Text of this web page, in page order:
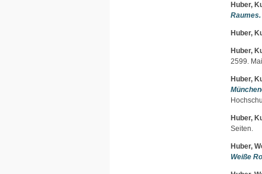
Huber,
Raumes.
Huber,
Huber,
2599.
Huber,
Huber,
Seiten.
Huber,
Weiße